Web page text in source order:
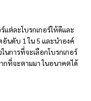
แต่ละโบรกเกอร์ให้ดีและ
นดับ 1 ใน 5 และนำองค์
การที่จะเลือกโบรกเกอร์
กที่จะตามมา ในอนาคตได้